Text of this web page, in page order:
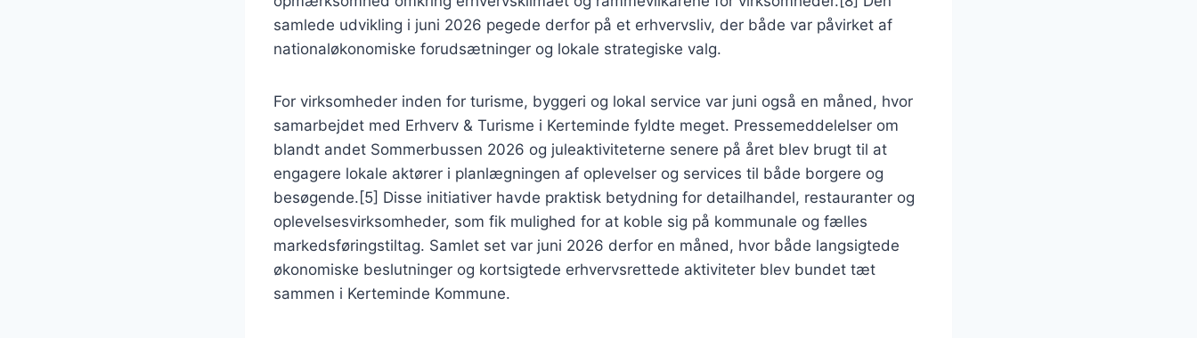
samlede udvikling i juni 2026 pegede derfor på et erhvervsliv, der både var påvirket af
nationaløkonomiske forudsætninger og lokale strategiske valg.
For virksomheder inden for turisme, byggeri og lokal service var juni også en måned, hvor
samarbejdet med Erhverv & Turisme i Kerteminde fyldte meget. Pressemeddelelser om
blandt andet Sommerbussen 2026 og juleaktiviteterne senere på året blev brugt til at
engagere lokale aktører i planlægningen af oplevelser og services til både borgere og
besøgende.[5] Disse initiativer havde praktisk betydning for detailhandel, restauranter og
oplevelsesvirksomheder, som fik mulighed for at koble sig på kommunale og fælles
markedsføringstiltag. Samlet set var juni 2026 derfor en måned, hvor både langsigtede
økonomiske beslutninger og kortsigtede erhvervsrettede aktiviteter blev bundet tæt
sammen i Kerteminde Kommune.